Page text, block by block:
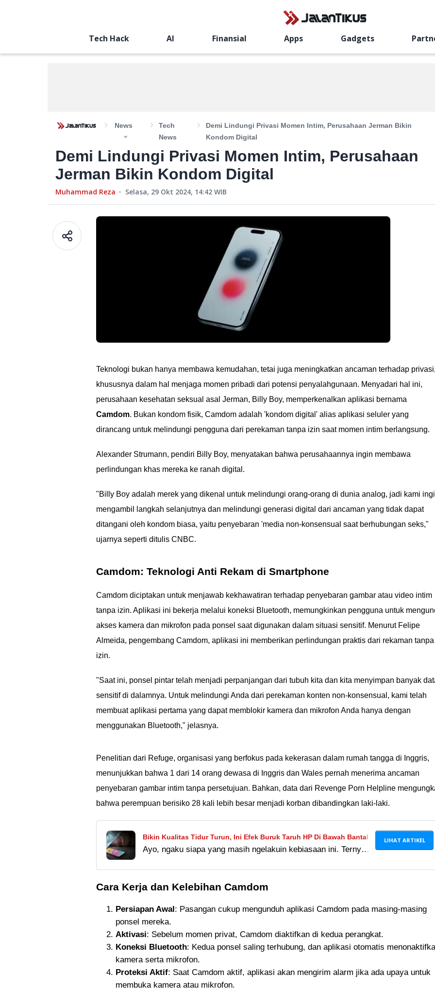
Tech Hack AI Finansial Apps Gadgets
News
Tech
News
Demi Lindungi Privasi Momen Intim, Perusahaan Jerman Bikin
Kondom Digital
Demi Lindungi Privasi Momen Intim, Perusahaan
Jerman Bikin Kondom Digital
Muhammad Reza Selasa, 29 Okt 2024, 14:42 WIB
Teknologi bukan hanya membawa kemudahan, tetai juga meningkatkan ancaman terhadap privasi,
khususnya dalam hal menjaga momen pribadi dari potensi penyalahgunaan. Menyadari hal ini,
perusahaan kesehatan seksual asal Jerman, Billy Boy, memperkenalkan aplikasi bernama
Camdom. Bukan kondom fisik, Camdom adalah 'kondom digital' alias aplikasi seluler yang
dirancang untuk melindungi pengguna dari perekaman tanpa izin saat momen intim berlangsung.
Alexander Strumann, pendiri Billy Boy, menyatakan bahwa perusahaannya ingin membawa
perlindungan khas mereka ke ranah digital.
"Billy Boy adalah merek yang dikenal untuk melindungi orang-orang di dunia analog, jadi kami
mengambil langkah selanjutnya dan melindungi generasi digital dari ancaman yang tidak dapat
ditangani oleh kondom biasa, yaitu penyebaran 'media non-konsensual saat berhubungan seks,"
ujarnya seperti ditulis CNBC.
Camdom: Teknologi Anti Rekam di Smartphone
Camdom diciptakan untuk menjawab kekhawatiran terhadap penyebaran gambar atau video intim
tanpa izin. Aplikasi ini bekerja melalui koneksi Bluetooth, memungkinkan pengguna untuk
akses kamera dan mikrofon pada ponsel saat digunakan dalam situasi sensitif. Menurut Felipe
Almeida, pengembang Camdom, aplikasi ini memberikan perlindungan praktis dari rekaman tanpa
izin.
"Saat ini, ponsel pintar telah menjadi perpanjangan dari tubuh kita dan kita menyimpan banyak
sensitif di dalamnya. Untuk melindungi Anda dari perekaman konten non-konsensual, kami telah
membuat aplikasi pertama yang dapat memblokir kamera dan mikrofon Anda hanya dengan
menggunakan Bluetooth," jelasnya.
Penelitian dari Refuge, organisasi yang berfokus pada kekerasan dalam rumah tangga di Inggris,
menunjukkan bahwa 1 dari 14 orang dewasa di Inggris dan Wales pernah menerima ancaman
penyebaran gambar intim tanpa persetujuan. Bahkan, data dari Revenge Porn Helpline
bahwa perempuan berisiko 28 kali lebih besar menjadi korban dibandingkan laki-laki.
Bikin Kualitas Tidur Turun, Ini Efek Buruk Taruh HP Di Bawah Bantal
Ayo, ngaku siapa yang masih ngelakuin kebiasaan ini. Ternyata
LIHAT ARTIKEL
Cara Kerja dan Kelebihan Camdom
Persiapan Awal: Pasangan cukup mengunduh aplikasi Camdom pada masing-masing
ponsel mereka.
Aktivasi: Sebelum momen privat, Camdom diaktifkan di kedua perangkat.
Koneksi Bluetooth: Kedua ponsel saling terhubung, dan aplikasi otomatis
kamera serta mikrofon.
Proteksi Aktif: Saat Camdom aktif, aplikasi akan mengirim alarm jika ada upaya untuk
membuka kamera atau mikrofon.